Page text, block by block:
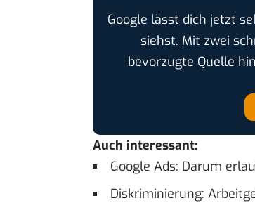
Google lässt dich jetzt
siehst. Mit zwei
bevorzugte Quelle
Auch interessant:
Google Ads: Darum
Diskriminierung: